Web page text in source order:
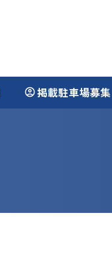
account_circle掲載駐車場募集